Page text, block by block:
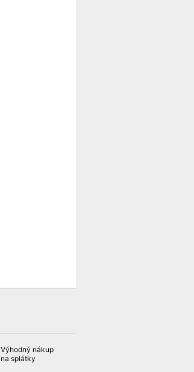
Výhodný nákup
na splátky